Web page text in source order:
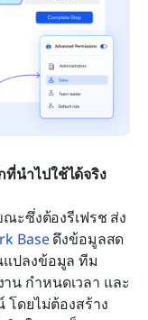
ที่นำไปใช้ได้จริง
ะซึ่งต้องรีเฟรช ส่ง
Base ดึงข้อมูลสด
แปลงข้อมูล ทีม
ดยไม่ต้องสร้าง